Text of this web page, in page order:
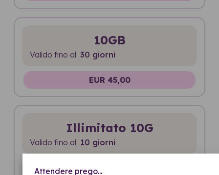
Attendere prego...
10GB
Valido fino al 30 giorni
EUR 45,00
Illimitato 10G
Valido fino al 10 giorni
EUR 55,00